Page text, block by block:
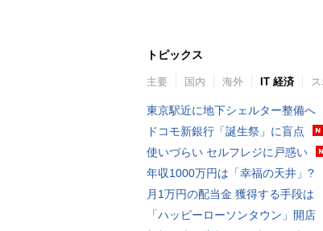
トピックス
主要 国内 海外 IT 経済
東京駅近に地下シェルター整備へ
ドコモ新銀行「誕生祭」に盲点
使いづらい セルフレジに戸惑い
年収1000万円は「幸福の天井」?
月1万円の配当金 獲得する手段は
「ハッピーローソンタウン」開店